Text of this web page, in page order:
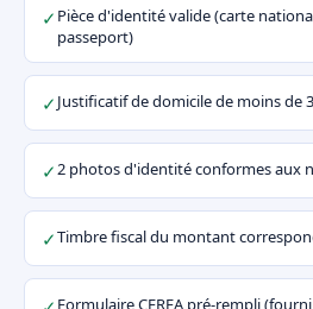
✓ Pièce d'identité valide (carte
passeport)
✓Justificatif de domicile de moins de
✓2 photos d'identité conformes aux
✓Timbre fiscal du montant
Formulaire CERFA pré-rempli